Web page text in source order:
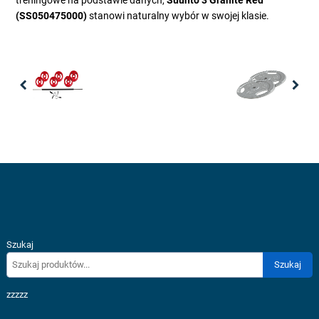
(SS050475000)stanowi naturalny wybór w swojej klasie.
Szukaj
Szukaj
zzzzz